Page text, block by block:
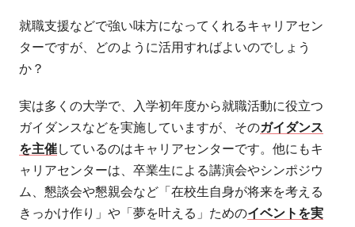
就職支援などで強い味方になってくれるキャリアセン
ターですが、どのように活用すればよいのでしょう
か？
実は多くの大学で、入学初年度から就職活動に役立つ
ガイダンスなどを実施していますが、そのガイダンス
を主催しているのはキャリアセンターです。他にもキ
ャリアセンターは、卒業生による講演会やシンポジウ
ム、懇談会や懇親会など「在校生自身が将来を考える
きっかけ作り」や「夢を叶える」ためのイベントを実